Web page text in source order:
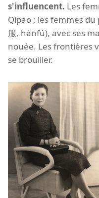
s'influencent. Les
Qipao ; les femmes
服, hànfú), avec ses
nouée. Les frontières
se brouiller.